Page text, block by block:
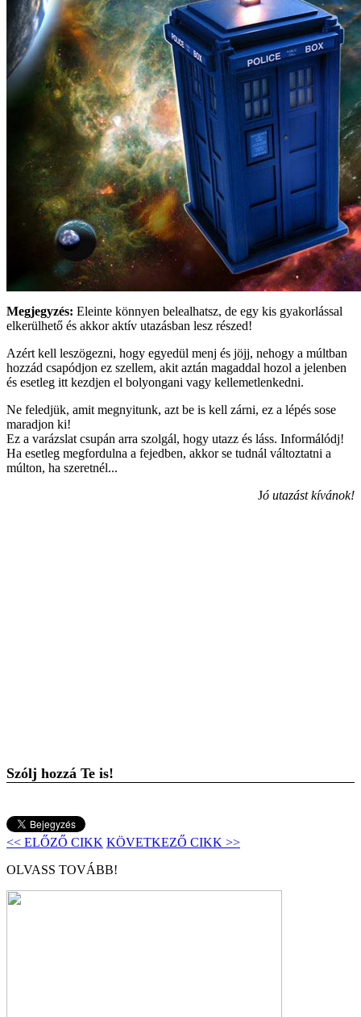
Megjegyzés: Eleinte könnyen belealhatsz, de egy kis gyakorlással
elkerülhető és akkor aktív utazásban lesz részed!
Azért kell leszögezni, hogy egyedül menj és jöjj, nehogy a múltban
hozzád csapódjon ez szellem, akit aztán magaddal hozol a jelenben
és esetleg itt kezdjen el bolyongani vagy kellemetlenkedni.
Ne feledjük, amit megnyitunk, azt be is kell zárni, ez a lépés sose
maradjon ki!
Ez a varázslat csupán arra szolgál, hogy utazz és láss. Informálódj!
Ha esetleg megfordulna a fejedben, akkor se tudnál változtatni a
múlton, ha szeretnél...
Jó utazást kívánok!
Szólj hozzá Te is!
<< ELŐZŐ CIKK KÖVETKEZŐ CIKK >>
OLVASS TOVÁBB!